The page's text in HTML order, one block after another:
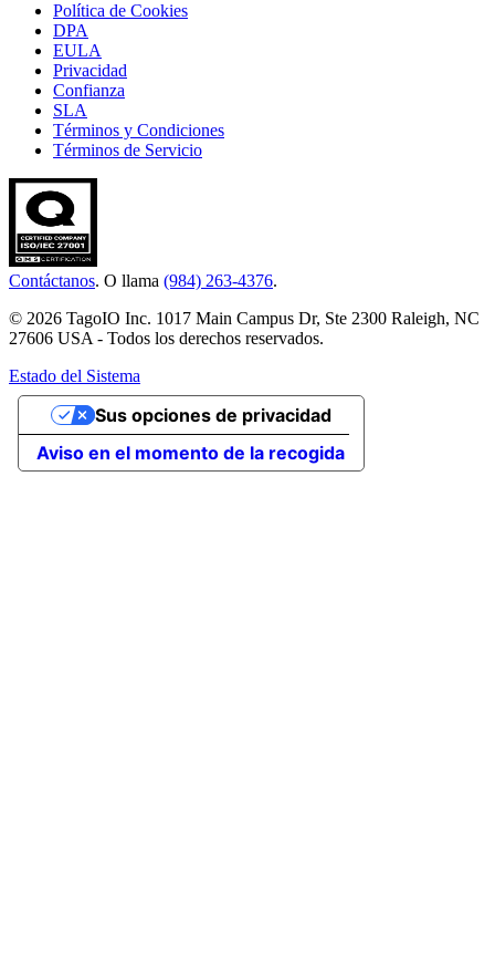
Política de Cookies
DPA
EULA
Privacidad
Confianza
SLA
Términos y Condiciones
Términos de Servicio
Contáctanos. O llama (984) 263-4376.
© 2026 TagoIO Inc. 1017 Main Campus Dr, Ste 2300 Raleigh, NC
27606 USA - Todos los derechos reservados.
Estado del Sistema
Aviso en el momento de la recogida
Sus opciones de privacidad